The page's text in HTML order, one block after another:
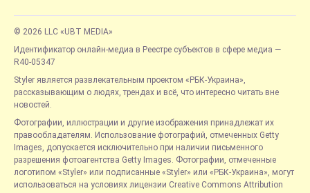
© 2026 LLC «UBT MEDIA»
Идентификатор онлайн-медиа в Реестре субъектов в сфере медиа —
R40-05347
Styler является развлекательным проектом «РБК-Украина»,
рассказывающим о людях, трендах и всё, что интересно читать вне
новостей.
Фотографии, иллюстрации и другие изображения принадлежат их
правообладателям. Использование фотографий, отмеченных Getty
Images, допускается исключительно при наличии письменного
разрешения фотоагентства Getty Images. Фотографии, отмеченные
логотипом «Styler» или подписанные «Styler» или «РБК-Украина», могут
использоваться на условиях лицензии Creative Commons Attribution